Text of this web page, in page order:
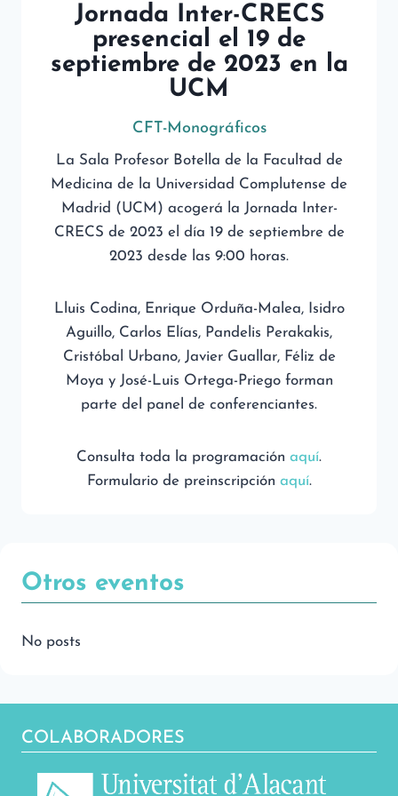
Jornada Inter-CRECS
presencial el 19 de
septiembre de 2023 en la
UCM
CFT-Monográficos
La Sala Profesor Botella de la Facultad de
Medicina de la Universidad Complutense de
Madrid (UCM) acogerá la Jornada Inter-
CRECS de 2023 el día 19 de septiembre de
2023 desde las 9:00 horas.
Lluis Codina, Enrique Orduña-Malea, Isidro
Aguillo, Carlos Elías, Pandelis Perakakis,
Cristóbal Urbano, Javier Guallar, Féliz de
Moya y José-Luis Ortega-Priego forman
parte del panel de conferenciantes.
Consulta toda la programación aquí.
Formulario de preinscripción aquí.
Otros eventos
No posts
COLABORADORES